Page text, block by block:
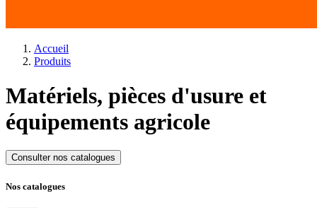
Accueil
Produits
Matériels, pièces d'usure et
équipements agricole
Consulter nos catalogues
Nos catalogues